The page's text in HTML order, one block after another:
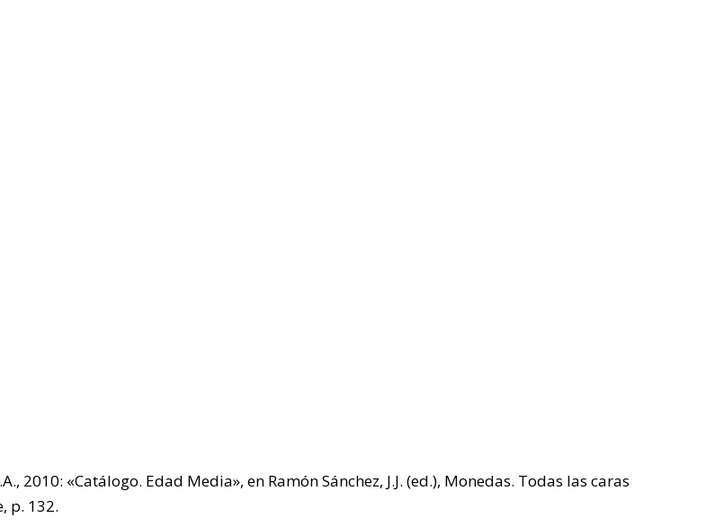
2010: «Catálogo. Edad Media», en Ramón Sánchez, J.J. (ed.), Monedas. Todas las caras
p. 132.